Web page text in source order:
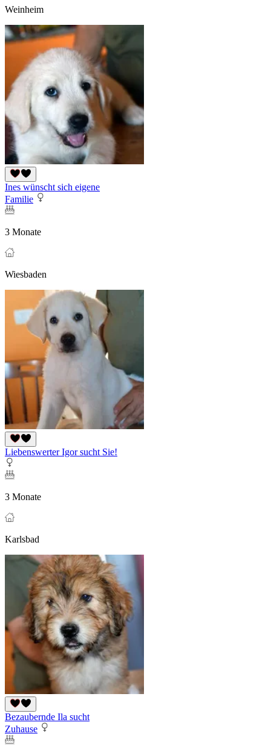
Weinheim
Ines wünscht sich eigene
Familie
3 Monate
Wiesbaden
Liebenswerter Igor sucht Sie!
3 Monate
Karlsbad
Bezaubernde Ila sucht
Zuhause